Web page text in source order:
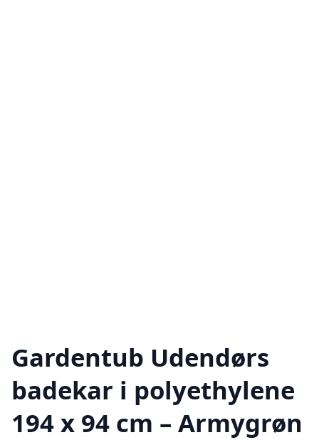
Gardentub Udendørs
badekar i polyethylene
194 x 94 cm – Armygrøn